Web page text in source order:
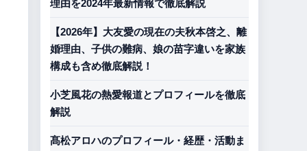
理由を2024年最新情報で徹底解説
【2026年】大友愛の現在の夫秋本啓之、離
婚理由、子供の難病、娘の苗字違いを家族
構成も含め徹底解説！
小芝風花の熱愛報道とプロフィールを徹底
解説
髙松アロハのプロフィール・経歴・活動ま